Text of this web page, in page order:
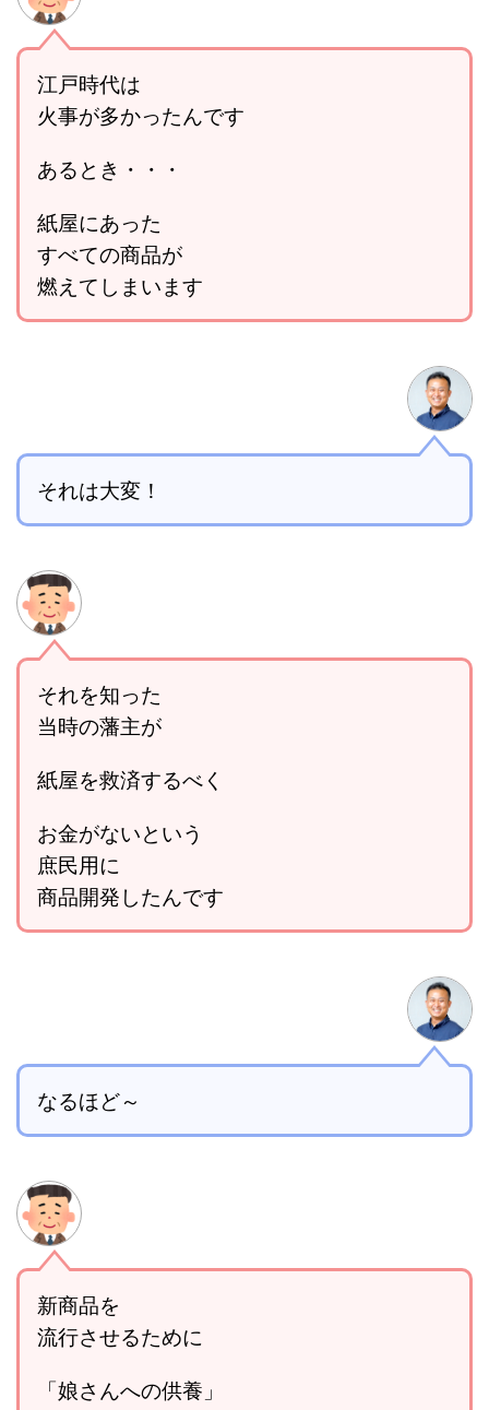
江戸時代は
火事が多かったんです
あるとき・・・
紙屋にあった
すべての商品が
燃えてしまいます
それは大変！
それを知った
当時の藩主が
紙屋を救済するべく
お金がないという
庶民用に
商品開発したんです
なるほど～
新商品を
流行させるために
「娘さんへの供養」